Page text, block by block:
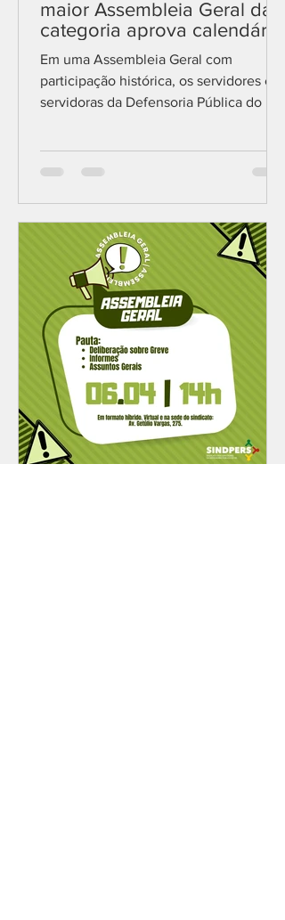
maior Assembleia Geral da
categoria aprova calendário
de paralisações
Em uma Assembleia Geral com
participação histórica, os servidores e
servidoras da Defensoria Pública do Rio